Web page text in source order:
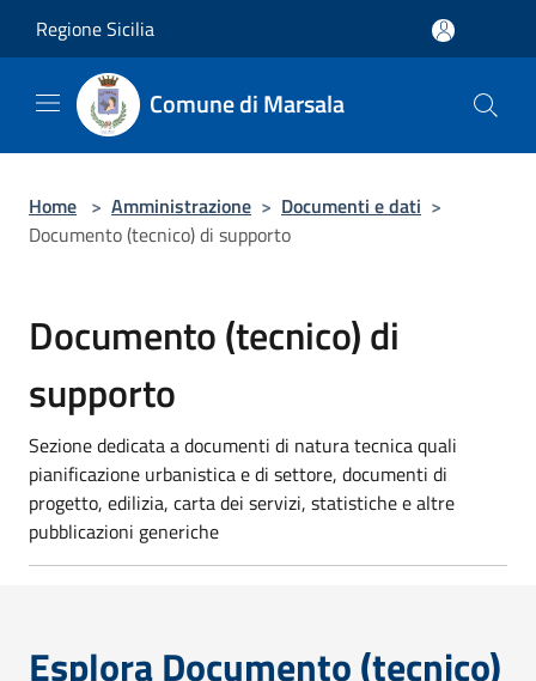
Regione Sicilia
Comune di Marsala
Home > Amministrazione > Documenti e dati >
Documento (tecnico) di supporto
Documento (tecnico) di
supporto
Sezione dedicata a documenti di natura tecnica quali
pianificazione urbanistica e di settore, documenti di
progetto, edilizia, carta dei servizi, statistiche e altre
pubblicazioni generiche
Esplora Documento (tecnico)